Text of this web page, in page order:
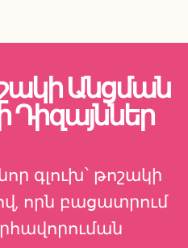
Անցման
Դիզայններ
գլուխ՝ թոշակի
որն բացատրում